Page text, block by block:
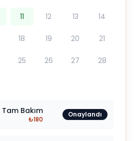
11 12 13 14
18 19 20 21
25 26 27 28
Tam Bakım
₺180
Onaylandı